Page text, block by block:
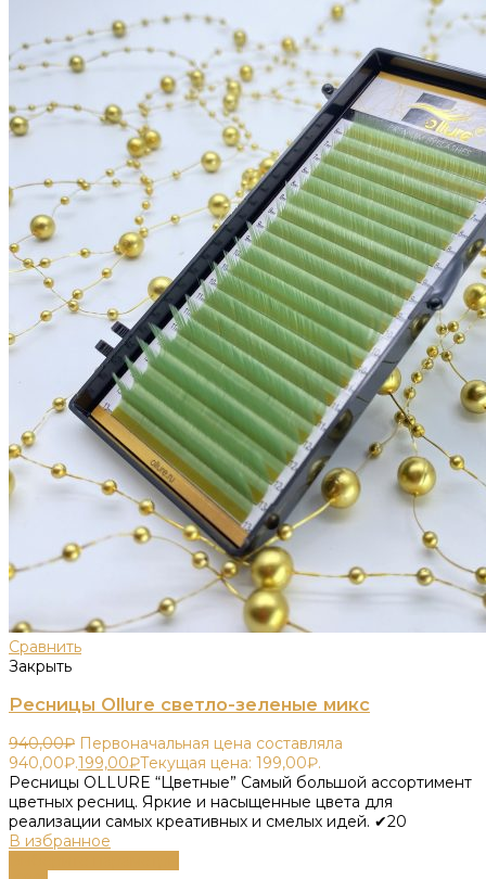
Сравнить
Закрыть
Ресницы Ollure светло-зеленые микс
940,00₽ Первоначальная цена составляла
940,00₽.199,00₽Текущая цена: 199,00₽.
Ресницы OLLURE “Цветные” Самый большой ассортимент
цветных ресниц. Яркие и насыщенные цвета для
реализации самых креативных и смелых идей. ✔20
В избранное